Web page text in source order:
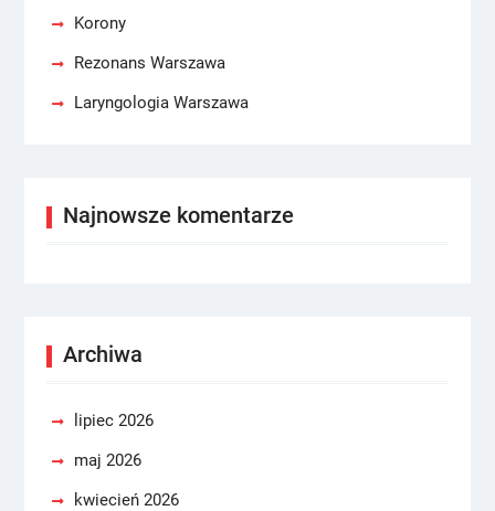
Korony
Rezonans Warszawa
Laryngologia Warszawa
Najnowsze komentarze
Archiwa
lipiec 2026
maj 2026
kwiecień 2026